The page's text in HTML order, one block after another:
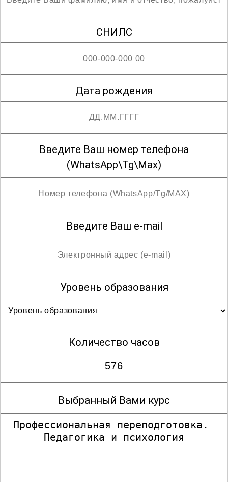
развитии эффективных
образовательных стратегий.
Присоединяйтесь к программе и
откройте для себя новые горизонты в
образовательной и психологической
СНИЛС
Дата рождения
Введите Ваш номер телефона
(WhatsApp\Tg\Max)
Введите Ваш e-mail
Уровень образования
Количество часов
Выбранный Вами курс